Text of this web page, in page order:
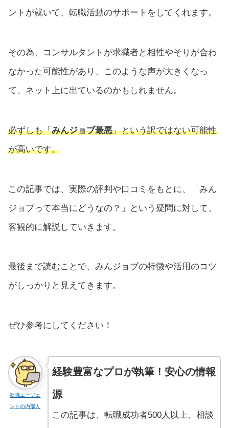
ントが就いて、転職活動のサポートをしてくれます。
その為、コンサルタントが求職者と相性やそりが合わ
なかった可能性があり、このような声が大きくなっ
て、ネット上に出ているのかもしれません。
必ずしも「みんジョブ最悪」という訳ではない可能性
が高いです。
この記事では、実際の評判や口コミをもとに、「みん
ジョブって本当にどうなの？」という疑問に対して、
客観的に解説していきます。
最後まで読むことで、みんジョブの特徴や活用のコツ
がしっかりと見えてきます。
ぜひ参考にしてください！
転職エージェ
ントの内部人
経験豊富なプロが執筆！安心の情報
源
この記事は、転職成功者500人以上、相談